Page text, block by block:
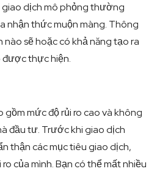
dịch mô phỏng thường
nhận thức muộn màng. Thông
sẽ hoặc có khả năng tạo ra
được thực hiện.
gồm mức độ rủi ro cao và không
đầu tư. Trước khi giao dịch
thận các mục tiêu giao dịch,
của mình. Bạn có thể mất nhiều